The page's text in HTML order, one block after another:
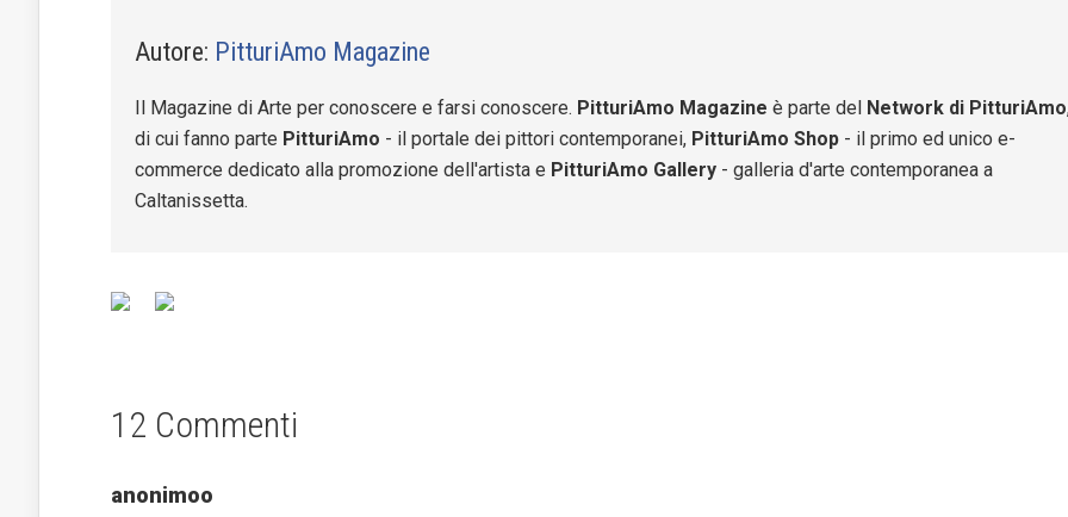
Autore: PitturiAmo Magazine
Il Magazine di Arte per conoscere e farsi conoscere. PitturiAmo Magazine è parte del Network di PitturiAmo
di cui fanno parte PitturiAmo - il portale dei pittori contemporanei, PitturiAmo Shop - il primo ed unico e-
commerce dedicato alla promozione dell'artista e PitturiAmo Gallery - galleria d'arte contemporanea a
Caltanissetta.
12 Commenti
anonimoo